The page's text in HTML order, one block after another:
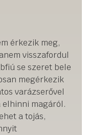
érkezik meg,
visszafordul
se szeret bele
megérkezik
varázserővel
magáról.
a tojás,